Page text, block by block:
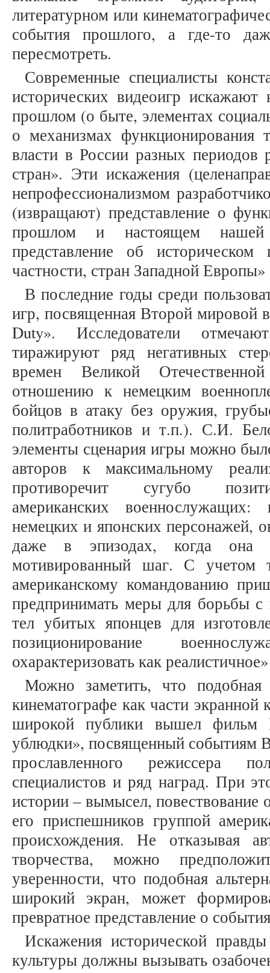
литературном или
события прошлого, а где-то
пересмотреть.
Современные специалисты
исторических видеоигр искажают
прошлом (о быте, элементах
о механизмах
власти в России разных периодов
стран». Эти искажения
непрофессионализмом
(извращают) представление о
прошлом и настоящем
представление об
частности, стран Западной
В последние годы среди
игр, посвященная Второй мировой
Duty». Исследователи
тиражируют ряд негативных
времен Великой
отношению к немецким
бойцов в атаку без оружия,
политработников и т.п.). С.И.
элементы сценария игры можно
авторов к максимальному
противоречит сугубо
американских
немецких и японских персонажей,
даже в эпизодах, когда она
мотивированный шаг. С учетом
американскому командованию
предпринимать меры для борьбы с
тел убитых японцев для
позиционирование
охарактеризовать как
Можно заметить, что подобная
кинематографе как части
широкой публики вышел фильм
ублюдки», посвященный событиям
прославленного режиссера
специалистов и ряд наград. При
истории – вымысел,
его приспешников группой
происхождения. Не отказывая
творчества, можно
уверенности, что подобная
широкий экран, может
превратное представление о
Искажения исторической
культуры должны вызывать